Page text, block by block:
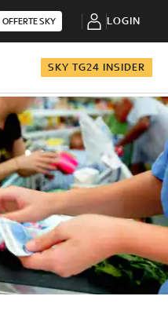
OFFERTE SKY LOGIN
SKY TG24 INSIDER